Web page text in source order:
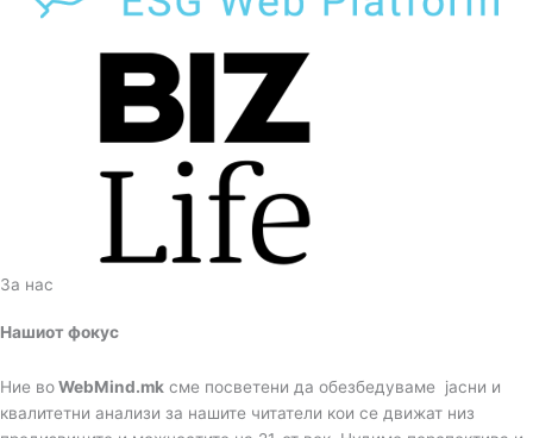
За нас
Нашиот фокус
Ние воWebMind.mk сме посветени да обезбедуваме јасни и
квалитетни анализи за нашите читатели кои се движат низ